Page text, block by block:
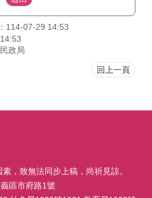
114-07-29 14:53
政局
回上一頁
，致無法同步上稿，尚祈見諒。
區市府路1號